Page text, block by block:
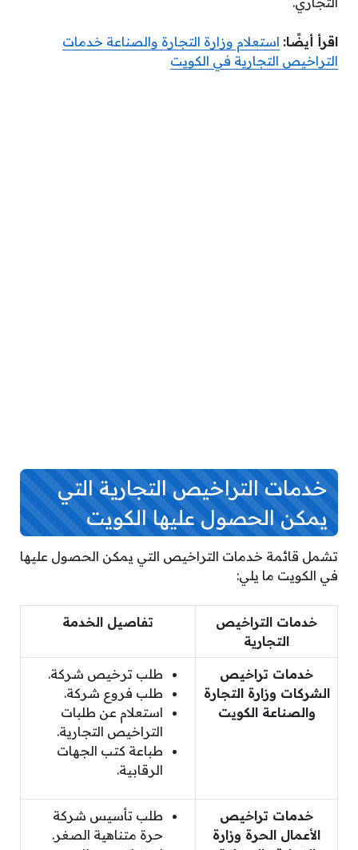
اقرأ أيضًا: استعلام وزارة التجارة والصناعة خدمات
التراخيص التجارية في الكويت
خدمات التراخيص التجارية التي
يمكن الحصول عليها الكويت
تشمل قائمة خدمات التراخيص التي يمكن الحصول عليها
في الكويت ما يلي:
خدمات التراخيص
التجارية
تفاصيل الخدمة
خدمات تراخيص
الشركات وزارة التجارة
والصناعة الكويت
طلب ترخيص شركة.
طلب فروع شركة.
استعلام عن طلبات
التراخيص التجارية.
طباعة كتب الجهات
الرقابية.
خدمات تراخيص
الأعمال الحرة وزارة
طلب تأسيس شركة
حرة متناهية الصغر.